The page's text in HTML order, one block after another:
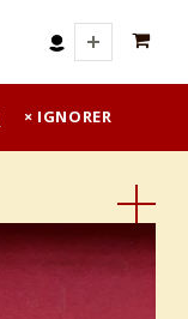
IGNORER